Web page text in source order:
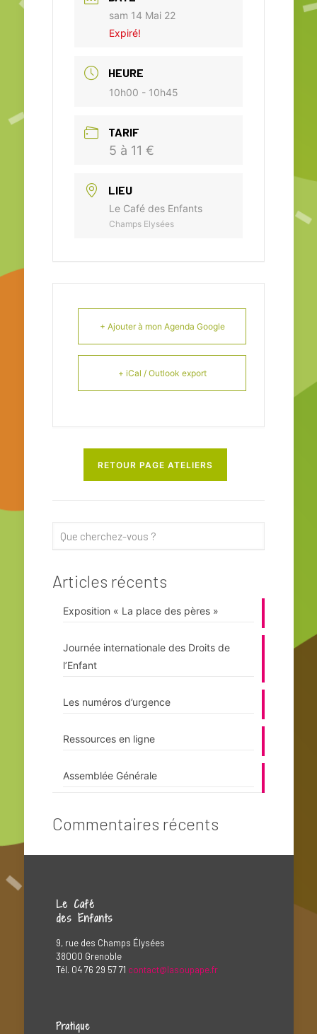
sam 14 Mai 22
Expiré!
HEURE
10h00 - 10h45
TARIF
5 à 11 €
LIEU
Le Café des Enfants
Champs Elysées
+ Ajouter à mon Agenda Google
+ iCal / Outlook export
RETOUR PAGE ATELIERS
Articles récents
Exposition « La place des pères »
Journée internationale des Droits de
l’Enfant
Les numéros d’urgence
Ressources en ligne
Assemblée Générale
Commentaires récents
Le Café
des Enfants
9, rue des Champs Élysées
38000 Grenoble
Tél. 04 76 29 57 71 contact@lasoupape.fr
Pratique